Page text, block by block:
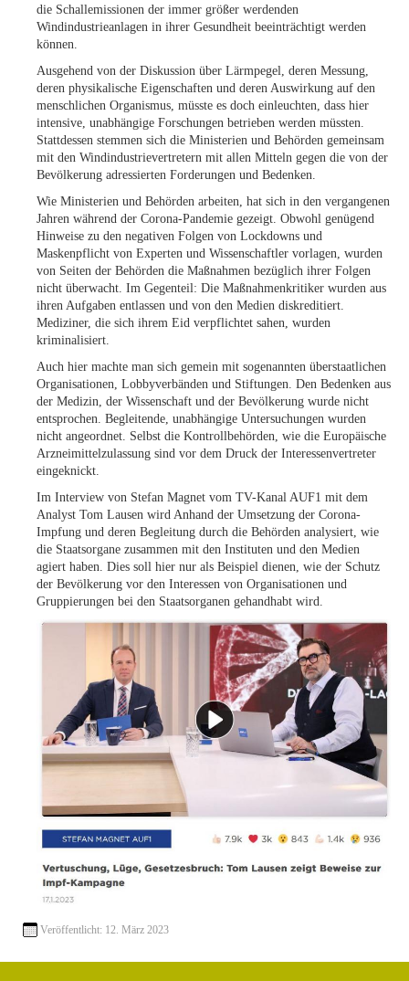
die Schallemissionen der immer größer werdenden
Windindustrieanlagen in ihrer Gesundheit beeinträchtigt werden
können.
Ausgehend von der Diskussion über Lärmpegel, deren Messung,
deren physikalische Eigenschaften und deren Auswirkung auf den
menschlichen Organismus, müsste es doch einleuchten, dass hier
intensive, unabhängige Forschungen betrieben werden müssten.
Stattdessen stemmen sich die Ministerien und Behörden gemeinsam
mit den Windindustrievertretern mit allen Mitteln gegen die von der
Bevölkerung adressierten Forderungen und Bedenken.
Wie Ministerien und Behörden arbeiten, hat sich in den vergangenen
Jahren während der Corona-Pandemie gezeigt. Obwohl genügend
Hinweise zu den negativen Folgen von Lockdowns und
Maskenpflicht von Experten und Wissenschaftler vorlagen, wurden
von Seiten der Behörden die Maßnahmen bezüglich ihrer Folgen
nicht überwacht. Im Gegenteil: Die Maßnahmenkritiker wurden aus
ihren Aufgaben entlassen und von den Medien diskreditiert.
Mediziner, die sich ihrem Eid verpflichtet sahen, wurden
kriminalisiert.
Auch hier machte man sich gemein mit sogenannten überstaatlichen
Organisationen, Lobbyverbänden und Stiftungen. Den Bedenken aus
der Medizin, der Wissenschaft und der Bevölkerung wurde nicht
entsprochen. Begleitende, unabhängige Untersuchungen wurden
nicht angeordnet. Selbst die Kontrollbehörden, wie die Europäische
Arzneimittelzulassung sind vor dem Druck der Interessenvertreter
eingeknickt.
Im Interview von Stefan Magnet vom TV-Kanal AUF1 mit dem
Analyst Tom Lausen wird Anhand der Umsetzung der Corona-
Impfung und deren Begleitung durch die Behörden analysiert, wie
die Staatsorgane zusammen mit den Instituten und den Medien
agiert haben. Dies soll hier nur als Beispiel dienen, wie der Schutz
der Bevölkerung vor den Interessen von Organisationen und
Gruppierungen bei den Staatsorganen gehandhabt wird.
Veröffentlicht: 12. März 2023